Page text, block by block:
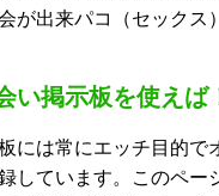
が出来パコ（セックス
い掲示板を使えば
には常にエッチ目的で
しています。このペー